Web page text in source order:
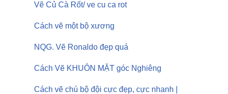
Vẽ Củ Cà Rốt/ ve cu ca rot
Cách vẽ một bộ xương
NQG. Vẽ Ronaldo đẹp quá
Cách Vẽ KHUÔN MẶT góc Nghiêng
Cách vẽ chú bộ đội cực đẹp, cực nhanh |